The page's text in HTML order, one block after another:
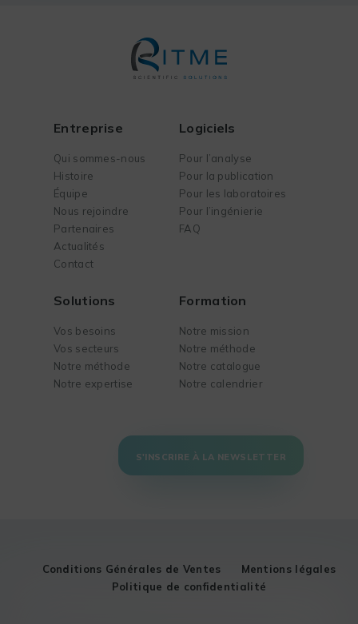
Entreprise
Qui sommes-nous
Histoire
Équipe
Nous rejoindre
Partenaires
Actualités
Contact
Logiciels
Pour l’analyse
Pour la publication
Pour les laboratoires
Pour l’ingénierie
FAQ
Solutions
Vos besoins
Vos secteurs
Notre méthode
Notre expertise
Formation
Notre mission
Notre méthode
Notre catalogue
Notre calendrier
S'INSCRIRE À LA NEWSLETTER
Conditions Générales de Ventes
Mentions légales
Politique de confidentialité